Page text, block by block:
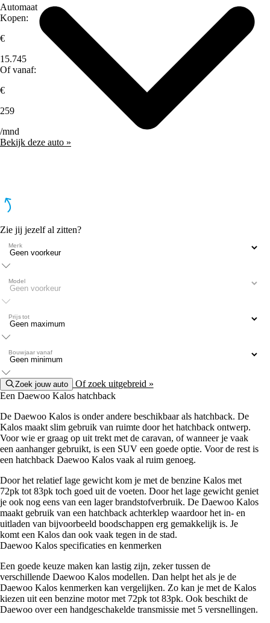
Automaat
Kopen:
€
15.745
Of vanaf:
€
259
/mnd
Bekijk deze auto »
Zie jij jezelf al zitten?
Merk
Model
Prijs tot
Bouwjaar vanaf
Zoek jouw auto
Of zoek uitgebreid »
Een Daewoo Kalos hatchback
De Daewoo Kalos is onder andere beschikbaar als hatchback. De
Kalos maakt slim gebruik van ruimte door het hatchback ontwerp.
Voor wie er graag op uit trekt met de caravan, of wanneer je vaak
een aanhanger gebruikt, is een SUV een goede optie. Voor de rest is
een hatchback Daewoo Kalos vaak al ruim genoeg.
Door het relatief lage gewicht kom je met de benzine Kalos met
72pk tot 83pk toch goed uit de voeten. Door het lage gewicht geniet
je ook nog eens van een lager brandstofverbruik. De Daewoo Kalos
maakt gebruik van een hatchback achterklep waardoor het in- en
uitladen van bijvoorbeeld boodschappen erg gemakkelijk is. Je
komt een Kalos dan ook vaak tegen in de stad.
Daewoo Kalos specificaties en kenmerken
Een goede keuze maken kan lastig zijn, zeker tussen de
verschillende Daewoo Kalos modellen. Dan helpt het als je de
Daewoo Kalos kenmerken kan vergelijken. Zo kan je met de Kalos
kiezen uit een benzine motor met 72pk tot 83pk. Ook beschikt de
Daewoo over een handgeschakelde transmissie met 5 versnellingen.